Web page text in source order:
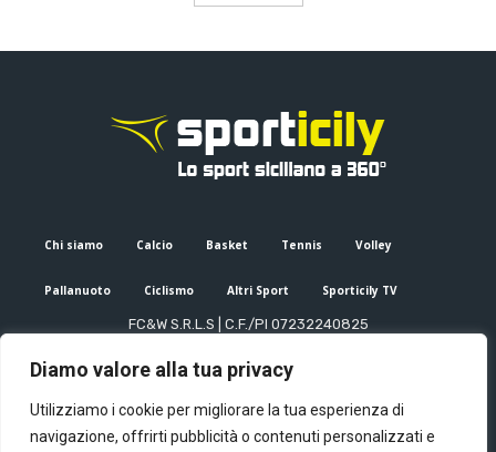
Diamo valore alla tua privacy
Utilizziamo i cookie per migliorare la tua esperienza di
navigazione, offrirti pubblicità o contenuti personalizzati e
Chi siamo Calcio Basket Tennis Volley
Pallanuoto Ciclismo Altri Sport Sporticily TV
FC&W S.R.L.S | C.F./PI 07232240825
Editore e direttore responsabile: Francesco Cammuca | Registro
Mail: info@sporticily.it| Telefono:+39 371 788 7216